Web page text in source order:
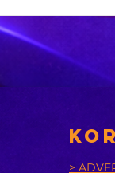
eers
nuwe
>